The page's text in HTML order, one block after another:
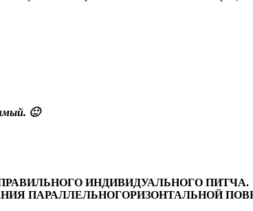
🙂
ПРАВИЛЬНОГО ИНДИВИДУАЛЬНОГО ПИТЧА.
ПАРАЛЛЕЛЬНОГОРИЗОНТАЛЬНОЙ